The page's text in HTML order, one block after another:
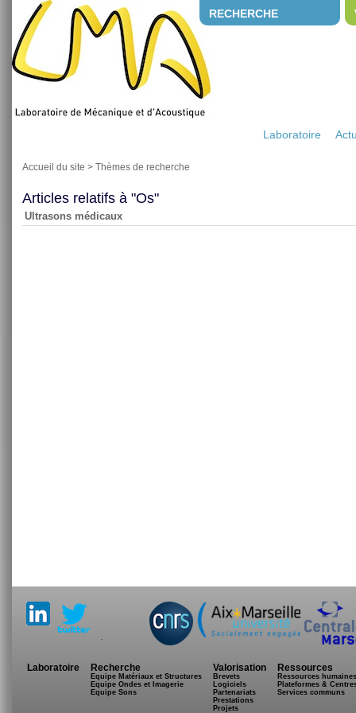
RECHERCHE
Laboratoire
Accueil du site > Thèmes de recherche
Articles relatifs à "Os"
Ultrasons médicaux
.
Laboratoire Recherche
Equipe Matériaux et Structures
Equipe Ondes et Imagerie
Equipe Sons
Valorisation
Brevets
Logiciels
Partenariats
Prestations
Projets
Ressources
Ressources humaines
Plateformes &
Services communs